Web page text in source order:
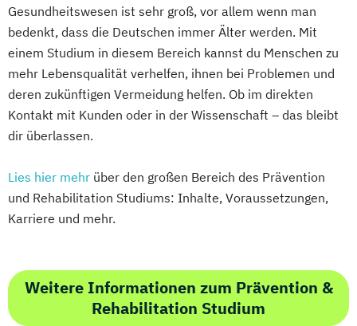
Gesundheitswesen ist sehr groß, vor allem wenn man
bedenkt, dass die Deutschen immer Älter werden. Mit
einem Studium in diesem Bereich kannst du Menschen zu
mehr Lebensqualität verhelfen, ihnen bei Problemen und
deren zukünftigen Vermeidung helfen. Ob im direkten
Kontakt mit Kunden oder in der Wissenschaft – das bleibt
dir überlassen.
Lies hier mehr über den großen Bereich des Prävention
und Rehabilitation Studiums: Inhalte, Voraussetzungen,
Karriere und mehr.
Weitere Informationen zum Prävention &
Rehabilitation Studium